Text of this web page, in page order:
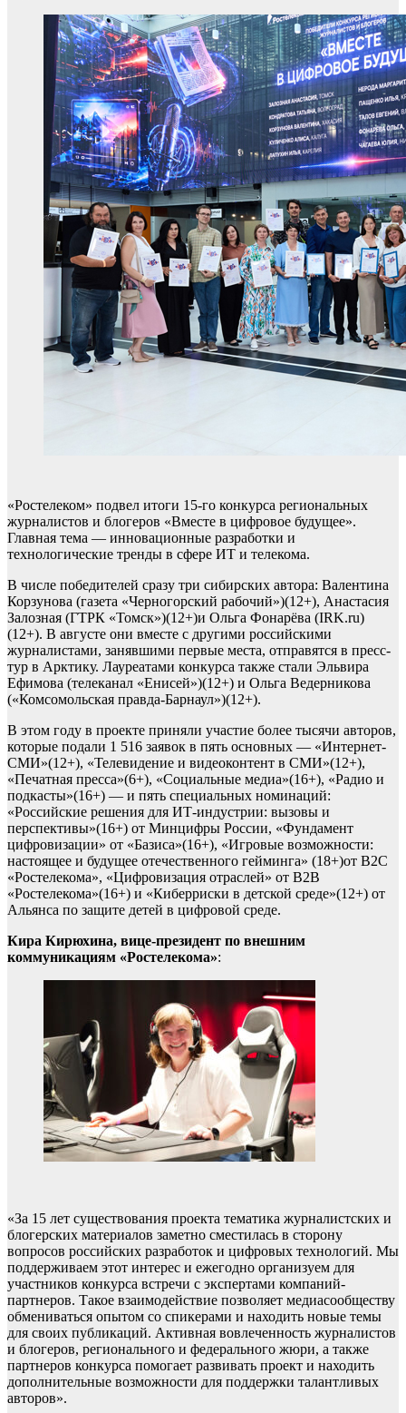
«Ростелеком» подвел итоги 15-го конкурса региональных
журналистов и блогеров «Вместе в цифровое будущее».
Главная тема — инновационные разработки и
технологические тренды в сфере ИТ и телекома.
В числе победителей сразу три сибирских автора: Валентина
Корзунова (газета «Черногорский рабочий»)(12+), Анастасия
Залозная (ГТРК «Томск»)(12+)и Ольга Фонарёва (IRK.ru)
(12+). В августе они вместе с другими российскими
журналистами, занявшими первые места, отправятся в пресс-
тур в Арктику. Лауреатами конкурса также стали Эльвира
Ефимова (телеканал «Енисей»)(12+) и Ольга Ведерникова
(«Комсомольская правда-Барнаул»)(12+).
В этом году в проекте приняли участие более тысячи авторов,
которые подали 1 516 заявок в пять основных — «Интернет-
СМИ»(12+), «Телевидение и видеоконтент в СМИ»(12+),
«Печатная пресса»(6+), «Социальные медиа»(16+), «Радио и
подкасты»(16+) — и пять специальных номинаций:
«Российские решения для ИТ-индустрии: вызовы и
перспективы»(16+) от Минцифры России, «Фундамент
цифровизации» от «Базиса»(16+), «Игровые возможности:
настоящее и будущее отечественного гейминга» (18+)от В2С
«Ростелекома», «Цифровизация отраслей» от В2В
«Ростелекома»(16+) и «Киберриски в детской среде»(12+) от
Альянса по защите детей в цифровой среде.
Кира Кирюхина, вице-президент по внешним
коммуникациям «Ростелекома»:
«За 15 лет существования проекта тематика журналистских и
блогерских материалов заметно сместилась в сторону
вопросов российских разработок и цифровых технологий. Мы
поддерживаем этот интерес и ежегодно организуем для
участников конкурса встречи с экспертами компаний-
партнеров. Такое взаимодействие позволяет медиасообществу
обмениваться опытом со спикерами и находить новые темы
для своих публикаций. Активная вовлеченность журналистов
и блогеров, регионального и федерального жюри, а также
партнеров конкурса помогает развивать проект и находить
дополнительные возможности для поддержки талантливых
авторов».